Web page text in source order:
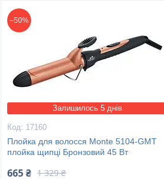
–50%
Залишилось 5 днів
17160
Плойка для волосся Monte 5104-GMT
плойка щипці Бронзовий 45 Вт
665 ₴ 1 329 ₴